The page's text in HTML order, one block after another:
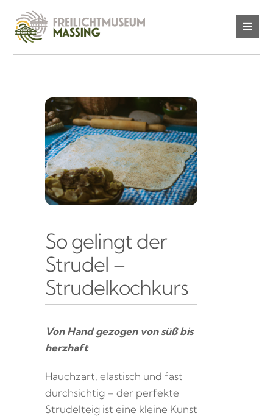
So gelingt der
Strudel –
Strudelkochkurs
Von Hand gezogen von süß bis
herzhaft
Hauchzart, elastisch und fast
durchsichtig – der perfekte
Strudelteig ist eine kleine Kunst